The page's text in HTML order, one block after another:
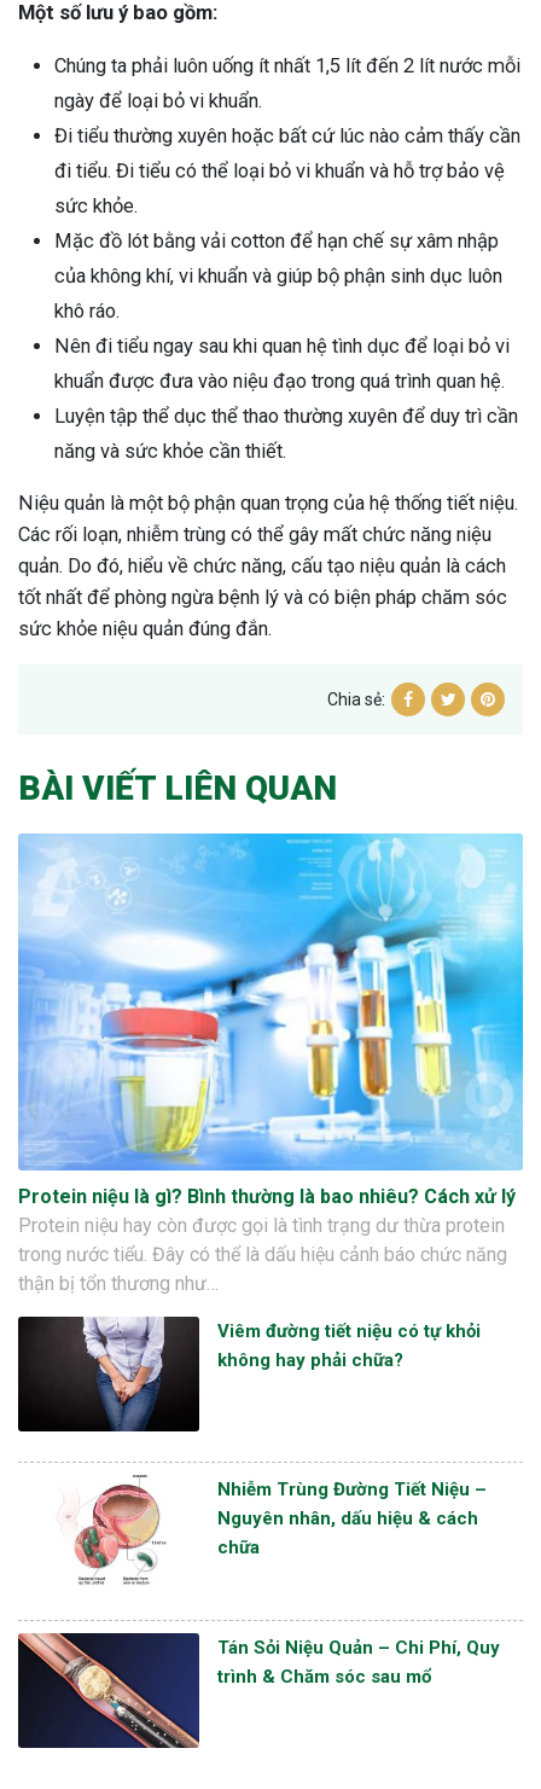
Một số lưu ý bao gồm:
Chúng ta phải luôn uống ít nhất 1,5 lít đến 2 lít nước mỗi
ngày để loại bỏ vi khuẩn.
Đi tiểu thường xuyên hoặc bất cứ lúc nào cảm thấy cần
đi tiểu. Đi tiểu có thể loại bỏ vi khuẩn và hỗ trợ bảo vệ
sức khỏe.
Mặc đồ lót bằng vải cotton để hạn chế sự xâm nhập
của không khí, vi khuẩn và giúp bộ phận sinh dục luôn
khô ráo.
Nên đi tiểu ngay sau khi quan hệ tình dục để loại bỏ vi
khuẩn được đưa vào niệu đạo trong quá trình quan hệ.
Luyện tập thể dục thể thao thường xuyên để duy trì cần
năng và sức khỏe cần thiết.
Niệu quản là một bộ phận quan trọng của hệ thống tiết niệu.
Các rối loạn, nhiễm trùng có thể gây mất chức năng niệu
quản. Do đó, hiểu về chức năng, cấu tạo niệu quản là cách
tốt nhất để phòng ngừa bệnh lý và có biện pháp chăm sóc
sức khỏe niệu quản đúng đắn.
Chia sẻ:
BÀI VIẾT LIÊN QUAN
Protein niệu là gì? Bình thường là bao nhiêu? Cách xử lý
Protein niệu hay còn được gọi là tình trạng dư thừa protein
trong nước tiểu. Đây có thể là dấu hiệu cảnh báo chức năng
thận bị tổn thương như…
Viêm đường tiết niệu có tự khỏi
không hay phải chữa?
Nhiễm Trùng Đường Tiết Niệu –
Nguyên nhân, dấu hiệu & cách
chữa
Tán Sỏi Niệu Quản – Chi Phí, Quy
trình & Chăm sóc sau mổ